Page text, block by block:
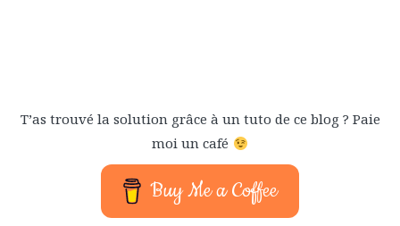
T’as trouvé la solution grâce à un tuto de ce blog ? Paie
moi un café
Buy Me a Coffee